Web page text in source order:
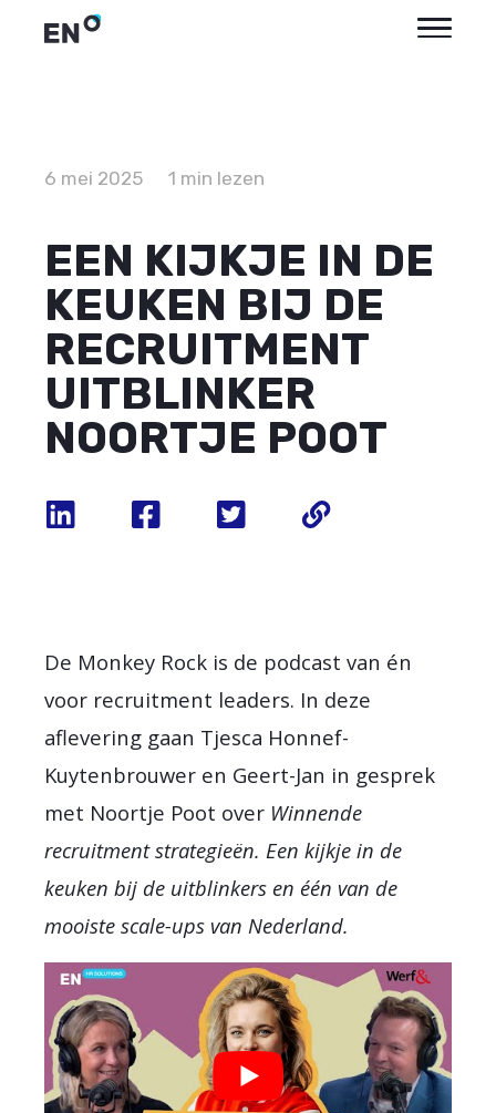
6 mei 2025 1 min lezen
EEN KIJKJE IN DE
KEUKEN BIJ DE
RECRUITMENT
UITBLINKER
NOORTJE POOT
De Monkey Rock is de podcast van én
voor recruitment leaders. In deze
aflevering gaan Tjesca Honnef-
Kuytenbrouwer en Geert-Jan in gesprek
met Noortje Poot over Winnende
recruitment strategieën. Een kijkje in de
keuken bij de uitblinkers en één van de
mooiste scale-ups van Nederland.